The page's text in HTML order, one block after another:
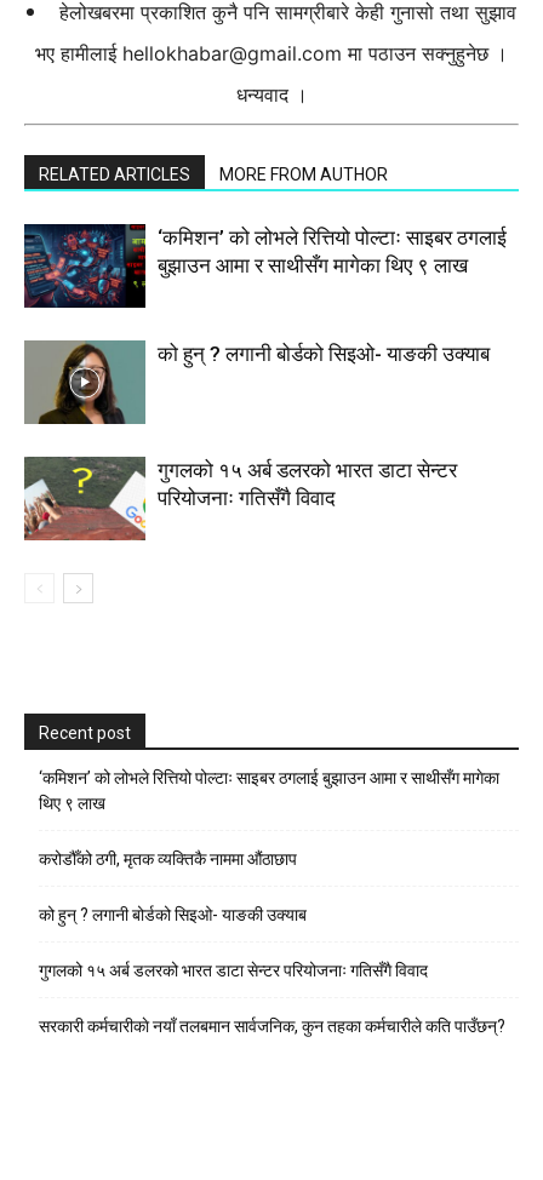
हेलोखबरमा प्रकाशित कुनै पनि सामग्रीबारे केही गुनासो तथा सुझाव
भए हामीलाई hellokhabar@gmail.com मा पठाउन सक्नुहुनेछ ।
धन्यवाद ।
RELATED ARTICLES MORE FROM AUTHOR
‘कमिशन’ को लोभले रित्तियो पोल्टाः साइबर ठगलाई
बुझाउन आमा र साथीसँग मागेका थिए ९ लाख
को हुन् ? लगानी बोर्डको सिइओ- याङकी उक्याब
गुगलको १५ अर्ब डलरको भारत डाटा सेन्टर
परियोजनाः गतिसँगै विवाद
Recent post
‘कमिशन’ को लोभले रित्तियो पोल्टाः साइबर ठगलाई बुझाउन आमा र साथीसँग मागेका
थिए ९ लाख
करोडौँको ठगी, मृतक व्यक्तिकै नाममा औंठाछाप
को हुन् ? लगानी बोर्डको सिइओ- याङकी उक्याब
गुगलको १५ अर्ब डलरको भारत डाटा सेन्टर परियोजनाः गतिसँगै विवाद
सरकारी कर्मचारीकाे नयाँ तलबमान सार्वजनिक, कुन तहका कर्मचारीले कति पाउँछन्?